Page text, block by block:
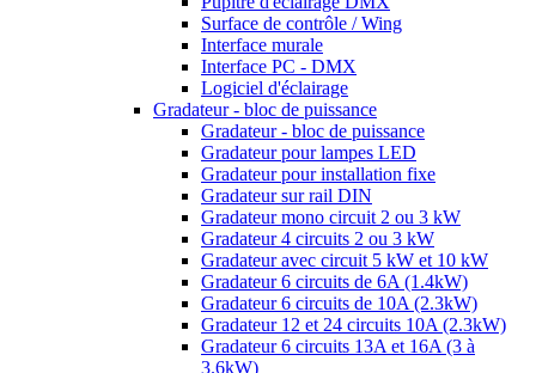
Surface de contrôle / Wing
Interface murale
Interface PC - DMX
Logiciel d'éclairage
Gradateur - bloc de puissance
Gradateur - bloc de puissance
Gradateur pour lampes LED
Gradateur pour installation fixe
Gradateur sur rail DIN
Gradateur mono circuit 2 ou 3 kW
Gradateur 4 circuits 2 ou 3 kW
Gradateur avec circuit 5 kW et 10 kW
Gradateur 6 circuits de 6A (1.4kW)
Gradateur 6 circuits de 10A (2.3kW)
Gradateur 12 et 24 circuits 10A (2.3kW)
Gradateur 6 circuits 13A et 16A (3 à
3.6kW)